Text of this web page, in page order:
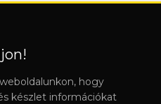
hogy
készlet információkat